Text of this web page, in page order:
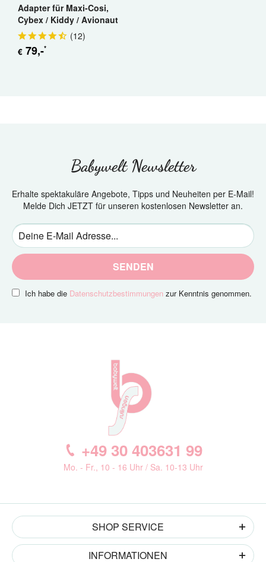
Adapter für Maxi-Cosi,
Cybex / Kiddy / Avionaut
(12)
€ 79,-*
Babywelt Newsletter
Erhalte spektakuläre Angebote, Tipps und Neuheiten per E-Mail!
Melde Dich JETZT für unseren kostenlosen Newsletter an.
SENDEN
Ich habe die Datenschutzbestimmungen zur Kenntnis genommen.
+49 30 403631 99
Mo. - Fr., 10 - 16 Uhr / Sa. 10-13 Uhr
SHOP SERVICE
INFORMATIONEN